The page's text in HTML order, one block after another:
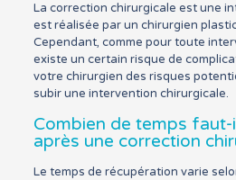
La correction chirurgicale est une
est réalisée par un chirurgien
Cependant, comme pour toute
existe un certain risque de
votre chirurgien des risques
subir une intervention chirurgicale.
Combien de temps
après une correction
Le temps de récupération varie